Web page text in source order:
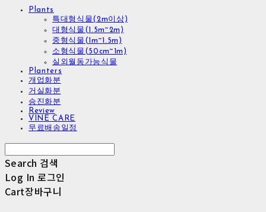
Plants
특대형식물(2m이상)
대형식물(1.5m~2m)
중형식물(1m~1.5m)
소형식물(50cm~1m)
실외월동가능식물
Planters
개업화분
거실화분
승진화분
Review
VINE CARE
무료배송일정
Search 검색
Log In 로그인
Cart장바구니